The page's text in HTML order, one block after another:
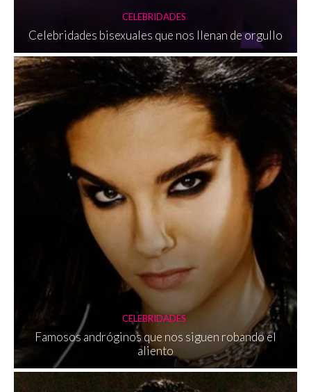
CELEBRIDADES
Celebridades bisexuales que nos llenan de orgullo
CELEBRIDADES
Famosos andróginos que nos siguen robando el
aliento